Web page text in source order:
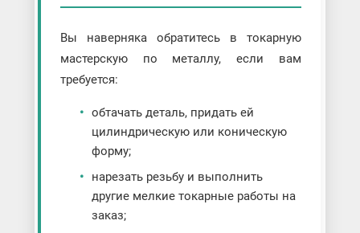
Вы наверняка обратитесь в токарную
мастерскую по металлу, если вам
требуется:
обтачать деталь, придать ей
цилиндрическую или коническую
форму;
нарезать резьбу и выполнить
другие мелкие токарные работы на
заказ;